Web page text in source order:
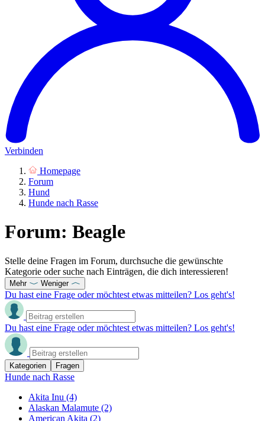
Verbinden
Homepage
Forum
Hund
Hunde nach Rasse
Forum: Beagle
Stelle deine Fragen im Forum, durchsuche die gewünschte
Kategorie oder suche nach Einträgen, die dich interessieren!
Mehr Weniger
Du hast eine Frage oder möchtest etwas mitteilen? Los geht's!
Du hast eine Frage oder möchtest etwas mitteilen? Los geht's!
Kategorien Fragen
Hunde nach Rasse
Akita Inu (4)
Alaskan Malamute (2)
American Akita (2)